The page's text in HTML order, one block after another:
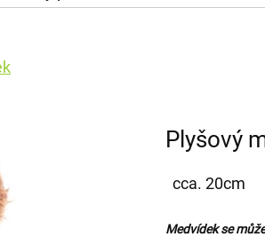
Plyšový
cca. 20cm
Medvídek se